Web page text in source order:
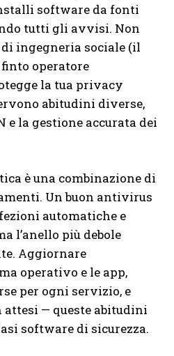
software da fonti
tutti gli avvisi. Non
ingegneria sociale (il
operatore
la tua privacy
abitudini diverse,
e la gestione accurata dei
è una combinazione di
Un buon antivirus
automatiche e
l’anello più debole
Aggiornare
operativo e le app,
per ogni servizio, e
— queste abitudini
software di sicurezza.